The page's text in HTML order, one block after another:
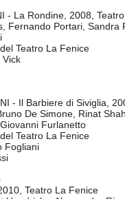
- La Rondine, 2008,
Fernando Portari, Sandra
Teatro La Fenice
Vick
- Il Barbiere di Siviglia,
De Simone, Rinat
Furlanetto
Teatro La Fenice
Fogliani
Teatro La Fenice